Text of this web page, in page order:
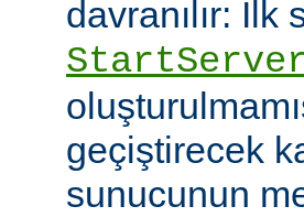
davranılır: İlk
geçiştirecek
sunucunun